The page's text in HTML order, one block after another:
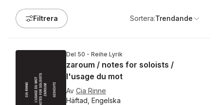
Filtrera Sortera:Trendande
Del 50 - Reihe Lyrik
zaroum / notes for soloists /
l'usage du mot
Av Cia Rinne
Häftad, Engelska